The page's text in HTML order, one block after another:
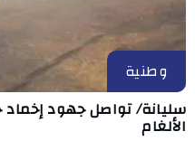
وطنية
سليانة/ تواصل جهود
الألغام